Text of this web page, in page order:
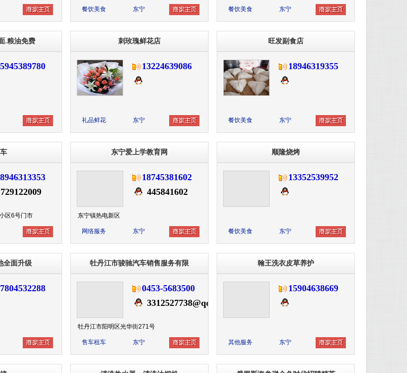
餐饮美食 东宁 餐饮美食 东宁
.粮油免费 刺玫瑰鲜花店
13224639086
礼品鲜花 东宁
旺发副食店
18946319355
餐饮美食 东宁
区6号门市
东宁爱上学教育网
18745381602
445841602
东宁镇热电新区
网络服务 东宁
顺隆烧烤
13352539952
餐饮美食 东宁
全面升级 牡丹江市骏驰汽车销售服务有限
0453-5683500
3312527738@qq.com
牡丹江市阳明区光华街271号
售车租车 东宁
翰王洗衣皮草养护
15904638669
其他服务 东宁